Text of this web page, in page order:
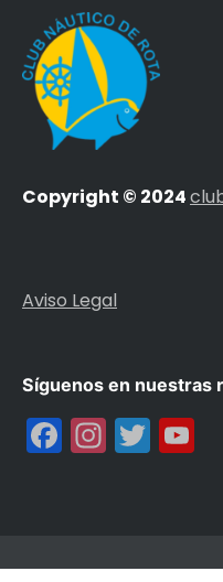
Copyright © 2024
Aviso Legal
Síguenos en nuestras
Facebook